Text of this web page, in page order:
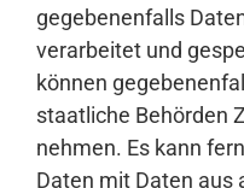
gegebenenfalls
verarbeitet und
können
staatliche Behörden
nehmen. Es kann
Daten mit Daten aus